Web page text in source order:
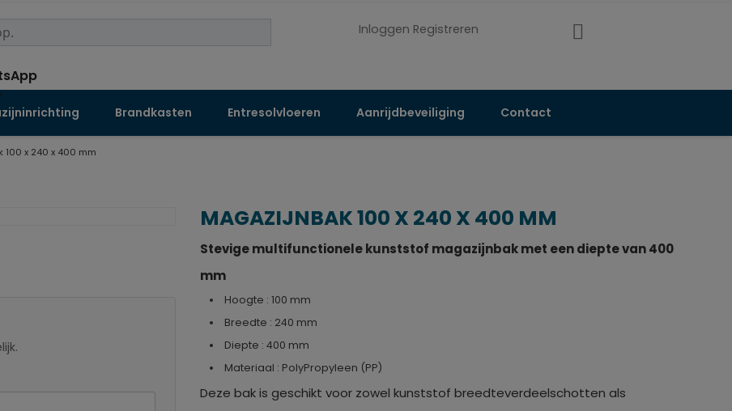
Inloggen Registreren
Brandkasten Entresolvloeren Aanrijdbeveiliging Contact
100 x 240 x 400 mm
MAGAZIJNBAK 100 X 240 X 400 MM
Stevige multifunctionele kunststof magazijnbak met een diepte van 400
mm
Hoogte : 100 mm
Breedte : 240 mm
Diepte : 400 mm
Materiaal : PolyPropyleen (PP)
Deze bak is geschikt voor zowel kunststof breedteverdeelschotten als